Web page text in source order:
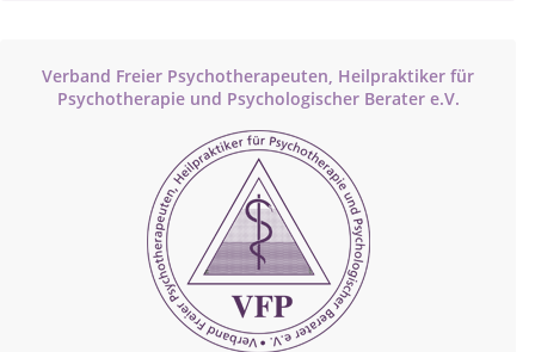
Verband Freier Psychotherapeuten, Heilpraktiker für
Psychotherapie und Psychologischer Berater e.V.